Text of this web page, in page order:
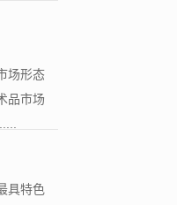
场形态
品市场
具特色